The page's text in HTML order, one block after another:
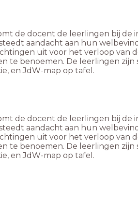
de docent de leerlingen bij
aandacht aan hun
uit voor het verloop van
te benoemen. De leerlingen zijn
en JdW-map op tafel.
de docent de leerlingen bij
aandacht aan hun
uit voor het verloop van
te benoemen. De leerlingen zijn
en JdW-map op tafel.